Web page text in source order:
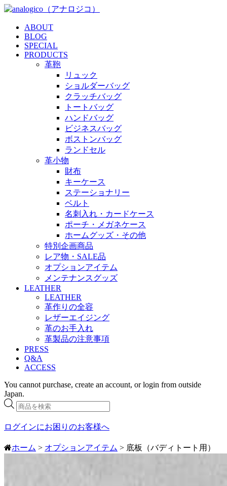
ABOUT
BLOG
SPECIAL
PRODUCTS
革鞄
リュック
ショルダーバッグ
クラッチバッグ
トートバッグ
ハンドバッグ
ビジネスバッグ
ボストンバッグ
ランドセル
革小物
財布
キーケース
ステーショナリー
ベルト
名刺入れ・カードケース
ポーチ・メガネケース
ホームグッズ・その他
特別企画商品
レア物・SALE品
オプションアイテム
メンテナンスグッズ
LEATHER
LEATHER
革作りの全容
レザーエイジング
革のお手入れ
革製品の注意事項
PRESS
Q&A
ACCESS
You cannot purchase, create an account, or login from outside
Japan.
商
品
検
ログインにお困りのお客様へ
ホーム > オプションアイテム > 底板（バディトート用）